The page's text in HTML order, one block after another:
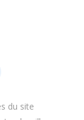
du site